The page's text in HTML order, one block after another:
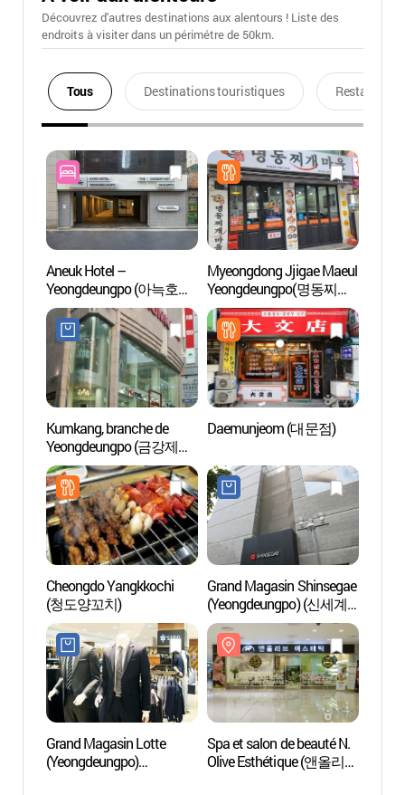
Découvrez d'autres destinations aux alentours ! Liste des
endroits à visiter dans un périmétre de 50km.
Tous Destinations touristiques Restaurants
Aneuk Hotel –
Yeongdeungpo (아늑호텔
영등포점)
Myeongdong Jjigae Maeul
Yeongdeungpo(명동찌개
마을 영등포)
Kumkang, branche de
Yeongdeungpo (금강제화
영등포본점)
Daemunjeom (대문점)
Cheongdo Yangkkochi
(청도양꼬치)
Grand Magasin Shinsegae
(Yeongdeungpo) (신세계
백화점-영등포점)
Grand Magasin Lotte
(Yeongdeungpo)
Spa et salon de beauté N.
Olive Esthétique (앤올리브